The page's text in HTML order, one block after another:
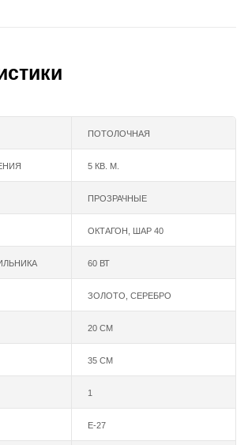
ПОТОЛОЧНАЯ
5 КВ. М.
ПРОЗРАЧНЫЕ
ОКТАГОН, ШАР 40
60 ВТ
ЗОЛОТО СЕРЕБРО
20 СМ
35 СМ
1
Е-27